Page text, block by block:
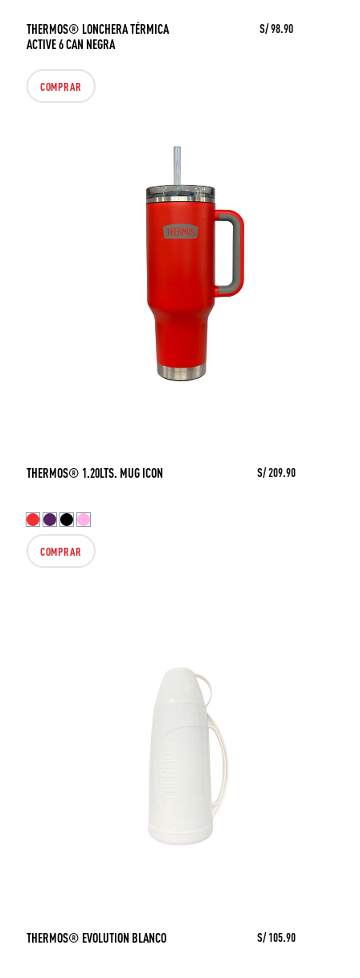
THERMOS® LONCHERA TÉRMICA
ACTIVE 6 CAN NEGRA
S/ 98.90
COMPRAR
THERMOS® 1.20LTS. MUG ICON S/ 209.90
COMPRAR
THERMOS® EVOLUTION BLANCO S/ 105.90